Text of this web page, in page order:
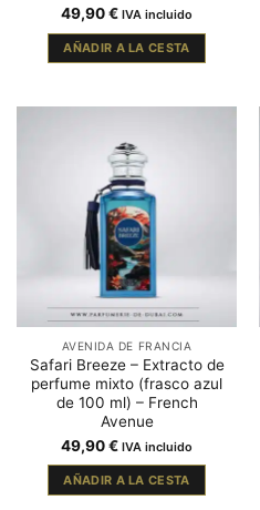
49,90€ IVA incluido
AÑADIR A LA CESTA
AVENIDA DE FRANCIA
Safari Breeze – Extracto de
perfume mixto (frasco azul
de 100 ml) – French
Avenue
49,90€ IVA incluido
AÑADIR A LA CESTA